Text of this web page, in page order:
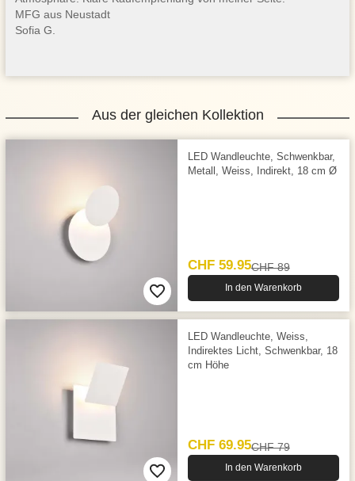
MFG aus Neustadt
Sofia G.
Aus der gleichen Kollektion
LED Wandleuchte, Schwenkbar,
Metall, Weiss, Indirekt, 18 cm Ø
CHF 59.95CHF 89
In den Warenkorb
LED Wandleuchte, Weiss,
Indirektes Licht, Schwenkbar, 18
cm Höhe
CHF 69.95CHF 79
In den Warenkorb